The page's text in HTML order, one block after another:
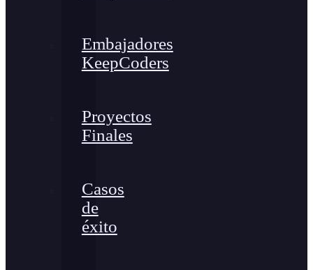
Embajadores
KeepCoders
Proyectos
Finales
Casos
de
éxito